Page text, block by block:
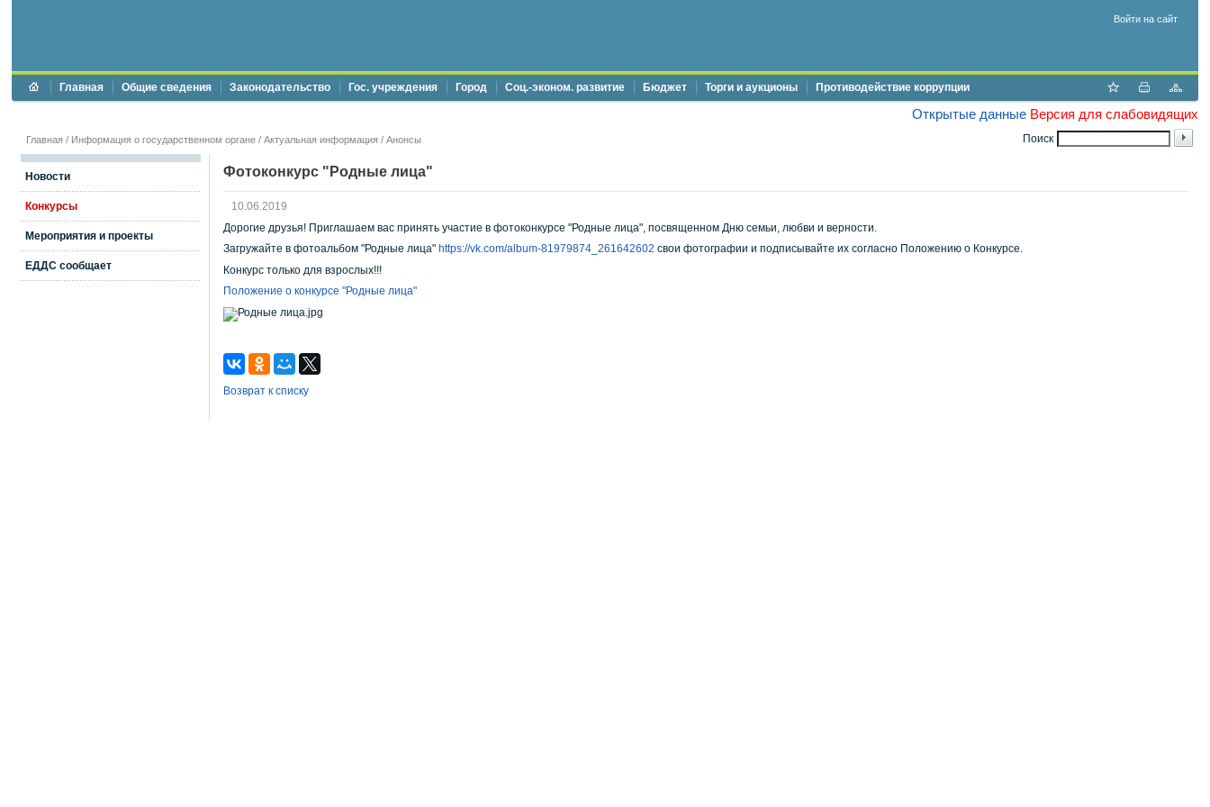
Войти на сайт
Главная Общие сведения Законодательство Гос. учреждения Город Соц.-эконом. развитие Бюджет Торги и аукционы Противодействие коррупции
Открытые данные Версия для слабовидящих
Поиск
Главная / Информация о государственном органе / Актуальная информация / Анонсы
Новости
Конкурсы
Мероприятия и проекты
ЕДДС сообщает
Фотоконкурс "Родные лица"
10.06.2019
Дорогие друзья! Приглашаем вас принять участие в фотоконкурсе "Родные лица", посвященном Дню семьи, любви и верности.
Загружайте в фотоальбом "Родные лица" https://vk.com/album-81979874_261642602 свои фотографии и подписывайте их согласно Положению о Конкурсе.
Конкурс только для взрослых!!!
Положение о конкурсе "Родные лица"
Возврат к списку